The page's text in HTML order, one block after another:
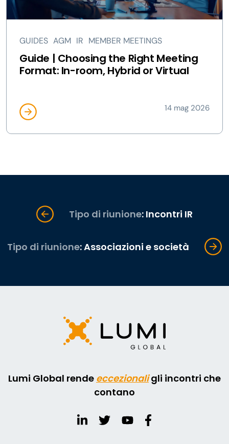
GUIDES AGM IR MEMBER MEETINGS
Guide | Choosing the Right Meeting
Format: In-room, Hybrid or Virtual
14 mag 2026
Tipo di riunione: Incontri IR
Tipo di riunione: Associazioni e società
Lumi Global rende eccezionaligli incontri che
contano